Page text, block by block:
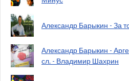
Александр Барыкин - За
Александр Барыкин -
сл. - Владимир Шахрин